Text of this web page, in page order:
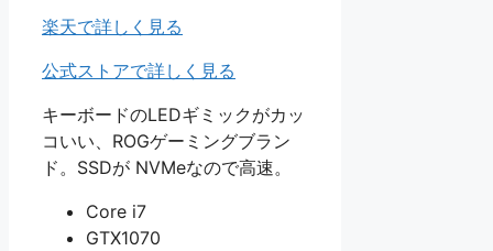
楽天で詳しく見る
公式ストアで詳しく見る
キーボードのLEDギミックがカッ
コいい、ROGゲーミングブラン
ド。SSDが NVMeなので高速。
Core i7
GTX1070